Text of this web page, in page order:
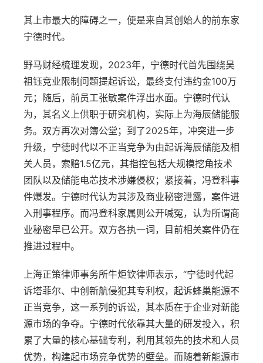
其上市最大的障碍之一，便是来自其创始人的前东家
宁德时代。
野马财经梳理发现，2023年，宁德时代首先围绕吴
祖钰竞业限制问题提起诉讼，最终支付违约金100万
元；随后，前员工张敏案件浮出水面。宁德时代认
为，其名义上供职于研究机构，实际上为海辰储能服
务。双方再次对簿公堂；到了2025年，冲突进一步
升级，宁德时代以不正当竞争为由起诉海辰储能及相
关人员，索赔1.5亿元，其指控包括大规模挖角技术
团队以及储能电芯技术涉嫌侵权；紧接着，冯登科事
件爆发。宁德时代认为其涉及商业秘密泄露，案件进
入刑事程序。而冯登科家属则公开喊冤，认为所谓商
业秘密早已公开。双方各执一词，目前相关案件仍在
推进过程中。
上海正策律师事务所牛炬钦律师表示，“宁德时代起
诉塔菲尔、中创新航侵犯其专利权，起诉蜂巢能源不
正当竞争，这一系列的诉讼，其本质在于企业对新能
源市场的争夺。宁德时代依靠其大量的研发投入，积
累了大量的核心基础专利，利用其领先的技术和人员
优势，构建起市场竞争优势的壁垒。而随着新能源市